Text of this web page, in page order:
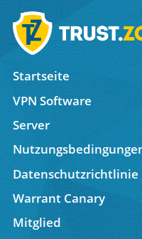
Startseite
VPN Software
Server
Datenschutzrichtlinie
Warrant Canary
Mitglied